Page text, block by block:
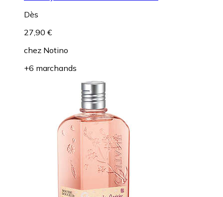
Dès
27,90 €
chez Notino
+6 marchands